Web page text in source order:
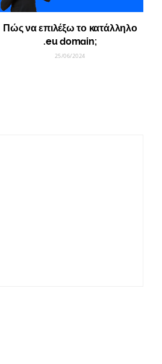
Πώς να επιλέξω το κατάλληλο
.eu domain;
25/06/2024